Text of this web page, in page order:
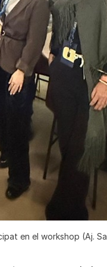
en el workshop (Aj.